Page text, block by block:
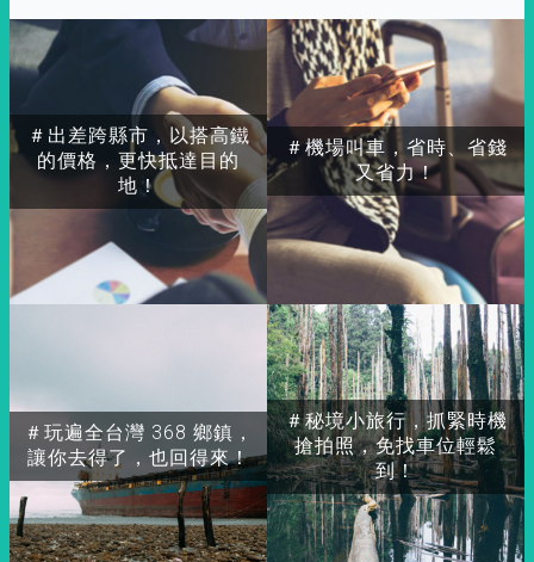
＃出差跨縣市，以搭高鐵
的價格，更快抵達目的
地！
＃玩遍全台灣 368 鄉鎮，
讓你去得了，也回得來！
＃秘境小旅行，抓緊時機
搶拍照，免找車位輕鬆
到！
＃機場叫車，省時、省錢
又省力！